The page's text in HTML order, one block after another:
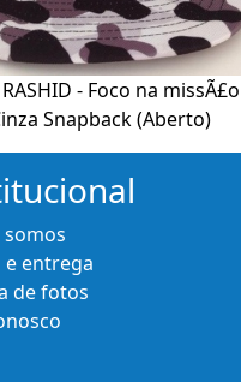
- Foco na
Snapback (Aberto)
e entrega
de fotos